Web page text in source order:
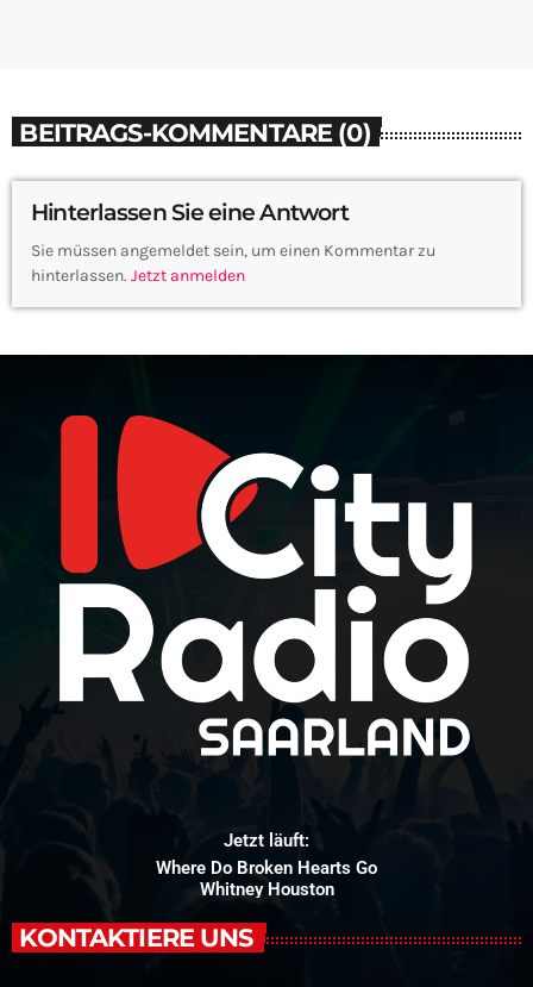
BEITRAGS-KOMMENTARE (0)
Hinterlassen Sie eine Antwort
Sie müssen angemeldet sein, um einen Kommentar zu
hinterlassen. Jetzt anmelden
Jetzt läuft:
Where Do Broken Hearts Go
Whitney Houston
KONTAKTIERE UNS